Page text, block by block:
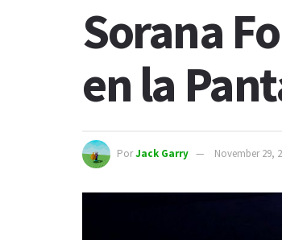
Sorana
en la
PorJack Garry November 29,